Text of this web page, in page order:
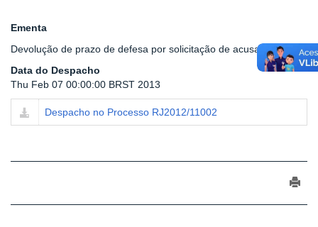
Ementa
Devolução de prazo de defesa por solicitação de acusado
Data do Despacho
Thu Feb 07 00:00:00 BRST 2013
Despacho no Processo RJ2012/11002